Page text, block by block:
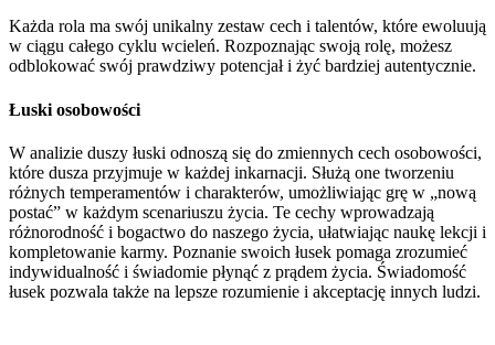
Każda rola ma swój unikalny zestaw cech i talentów, które ewoluują
w ciągu całego cyklu wcieleń. Rozpoznając swoją rolę, możesz
odblokować swój prawdziwy potencjał i żyć bardziej autentycznie.
Łuski osobowości
W analizie duszy łuski odnoszą się do zmiennych cech osobowości,
które dusza przyjmuje w każdej inkarnacji. Służą one tworzeniu
różnych temperamentów i charakterów, umożliwiając grę w „nową
postać” w każdym scenariuszu życia. Te cechy wprowadzają
różnorodność i bogactwo do naszego życia, ułatwiając naukę lekcji i
kompletowanie karmy. Poznanie swoich łusek pomaga zrozumieć
indywidualność i świadomie płynąć z prądem życia. Świadomość
łusek pozwala także na lepsze rozumienie i akceptację innych ludzi.